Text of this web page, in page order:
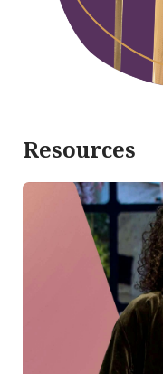
Resources